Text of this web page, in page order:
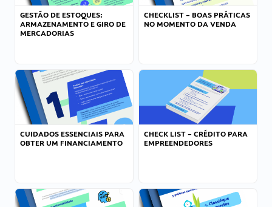
GESTÃO DE ESTOQUES:
ARMAZENAMENTO E GIRO DE
MERCADORIAS
CHECKLIST – BOAS PRÁTICAS
NO MOMENTO DA VENDA
CUIDADOS ESSENCIAIS PARA
OBTER UM FINANCIAMENTO
CHECK LIST – CRÉDITO PARA
EMPREENDEDORES